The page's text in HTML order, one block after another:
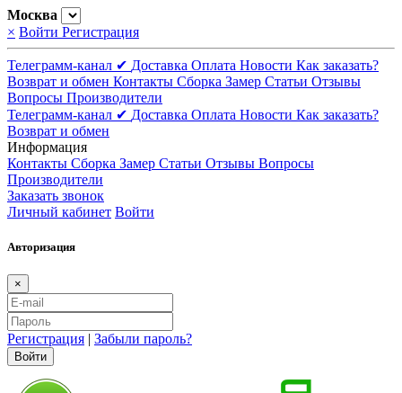
Москва
× Войти Регистрация
Телеграмм-канал ✔ Доставка Оплата Новости Как заказать?
Возврат и обмен Контакты Сборка Замер Статьи Отзывы
Вопросы Производители
Телеграмм-канал ✔ Доставка Оплата Новости Как заказать?
Возврат и обмен
Информация
Контакты Сборка Замер Статьи Отзывы Вопросы
Производители
Заказать звонок
Личный кабинет Войти
Авторизация
×
Регистрация | Забыли пароль?
Войти